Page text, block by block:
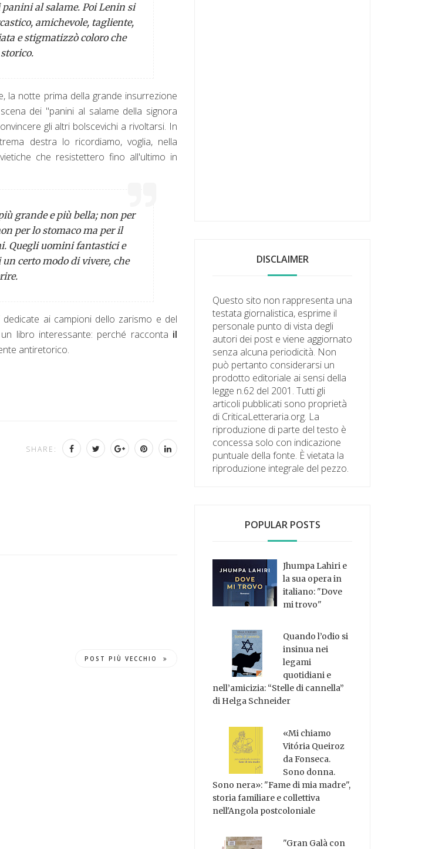
al salame. Poi Lenin si
amichevole, tagliente,
e stigmatizzò coloro che
.
la notte prima della grande insurrezione
dei "panini al salame della signora
gli altri bolscevichi a rivoltarsi. In
destra lo ricordiamo, voglia, nella
che resistettero fino all'ultimo in
grande e più bella; non per
per lo stomaco ma per il
Quegli uomini fantastici e
certo modo di vivere, che
ai campioni dello zarismo e del
libro interessante: perché racconta il
antiretorico.
SHARE:
POST PIÙ VECCHIO
DISCLAIMER
Questo sito non rappresenta una
testata giornalistica, esprime il
personale punto di vista degli
autori dei post e viene aggiornato
senza alcuna periodicità. Non
può pertanto considerarsi un
prodotto editoriale ai sensi della
legge n.62 del 2001. Tutti gli
articoli pubblicati sono proprietà
di CriticaLetteraria.org. La
riproduzione di parte del testo è
concessa solo con indicazione
puntuale della fonte. È vietata la
riproduzione integrale del pezzo.
POPULAR POSTS
Jhumpa Lahiri e
la sua opera in
italiano: "Dove
mi trovo"
Quando l’odio si
insinua nei
legami
quotidiani e
nell’amicizia: “Stelle di cannella”
di Helga Schneider
«Mi chiamo
Vitória Queiroz
da Fonseca.
Sono donna.
Sono nera»: "Fame di mia madre",
storia familiare e collettiva
nell'Angola postcoloniale
"Gran Galà con